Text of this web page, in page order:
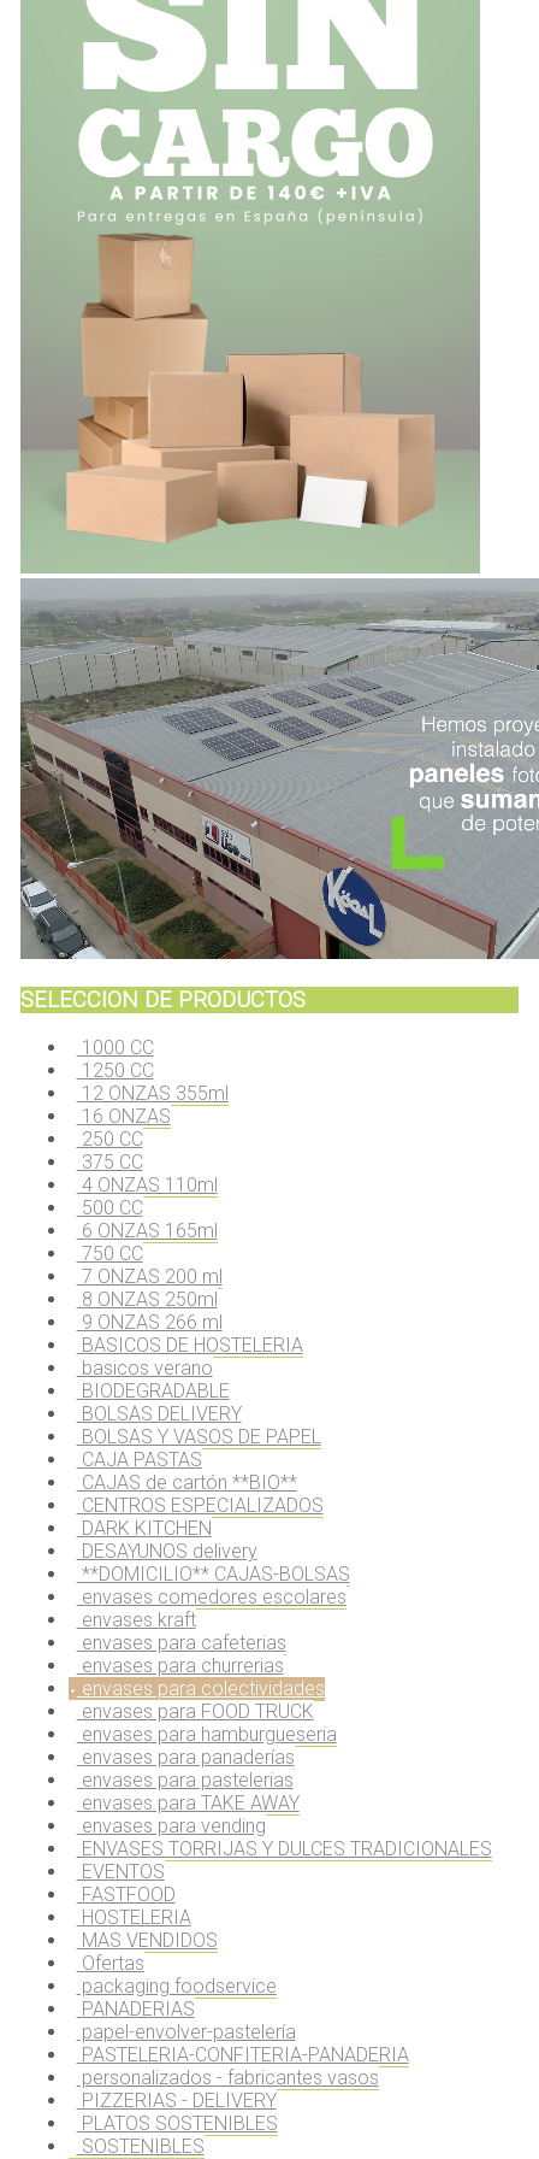
SELECCION DE PRODUCTOS
1000 CC
1250 CC
12 ONZAS 355ml
16 ONZAS
250 CC
375 CC
4 ONZAS 110ml
500 CC
6 ONZAS 165ml
750 CC
7 ONZAS 200 ml
8 ONZAS 250ml
9 ONZAS 266 ml
BASICOS DE HOSTELERIA
basicos verano
BIODEGRADABLE
BOLSAS DELIVERY
BOLSAS Y VASOS DE PAPEL
CAJA PASTAS
CAJAS de cartón **BIO**
CENTROS ESPECIALIZADOS
DARK KITCHEN
DESAYUNOS delivery
**DOMICILIO** CAJAS-BOLSAS
envases comedores escolares
envases kraft
envases para cafeterias
envases para churrerias
envases para colectividades
envases para FOOD TRUCK
envases para hamburgueseria
envases para panaderías
envases para pastelerias
envases para TAKE AWAY
envases para vending
ENVASES TORRIJAS Y DULCES TRADICIONALES
EVENTOS
FASTFOOD
HOSTELERIA
MAS VENDIDOS
Ofertas
packaging foodservice
PANADERIAS
papel-envolver-pastelería
PASTELERIA-CONFITERIA-PANADERIA
personalizados - fabricantes vasos
PIZZERIAS - DELIVERY
PLATOS SOSTENIBLES
SOSTENIBLES